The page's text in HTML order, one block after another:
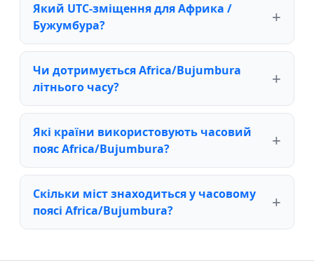
Який UTC-зміщення для Африка /
Бужумбура?
Чи дотримується Africa/Bujumbura
літнього часу?
Які країни використовують часовий
пояс Africa/Bujumbura?
Скільки міст знаходиться у часовому
поясі Africa/Bujumbura?